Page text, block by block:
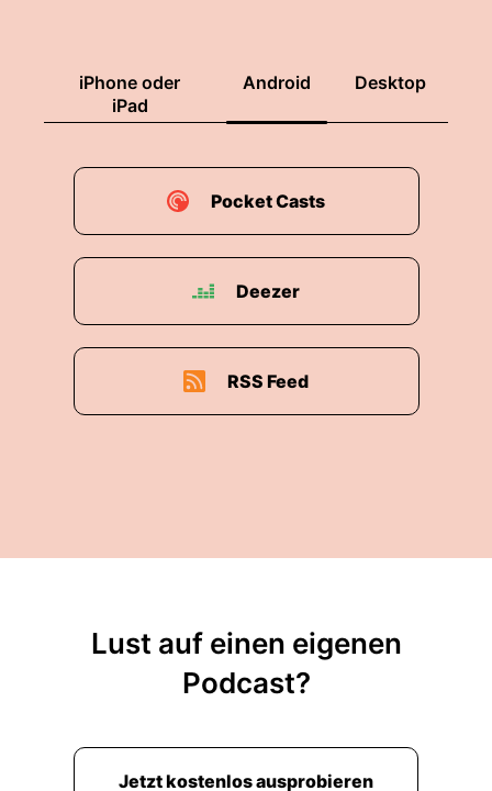
iPhone oder
iPad
Android Desktop
Pocket Casts
Deezer
RSS Feed
Lust auf einen eigenen
Podcast?
Jetzt kostenlos ausprobieren